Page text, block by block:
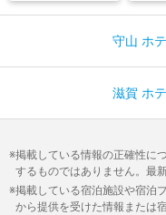
守山 ホ
滋賀 ホ
掲載している情報の正確性に
するものではありません。最
掲載している宿泊施設や宿泊
から提供を受けた情報または